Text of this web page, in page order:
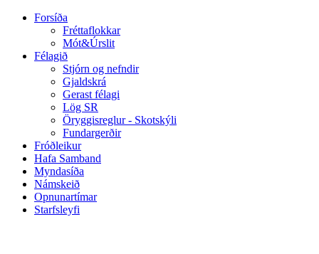
Forsíða
Fréttaflokkar
Mót&Úrslit
Félagið
Stjórn og nefndir
Gjaldskrá
Gerast félagi
Lög SR
Öryggisreglur - Skotskýli
Fundargerðir
Fróðleikur
Hafa Samband
Myndasíða
Námskeið
Opnunartímar
Starfsleyfi